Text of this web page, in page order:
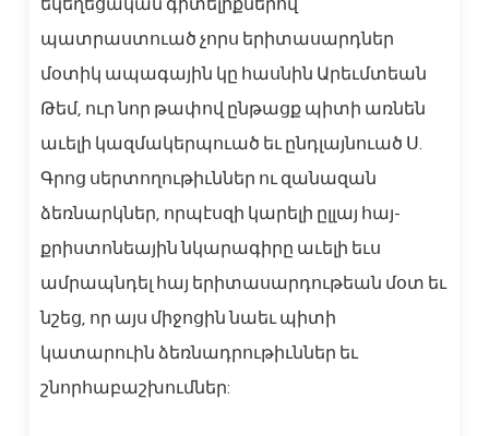
եկեղեցական գիտելիքներով
պատրաստուած չորս երիտասարդներ
մօտիկ ապագային կը հասնին Արեւմտեան
Թեմ, ուր նոր թափով ընթացք պիտի առնեն
աւելի կազմակերպուած եւ ընդլայնուած Ս.
Գրոց սերտողութիւններ ու զանազան
ձեռնարկներ, որպէսզի կարելի ըլլայ հայ-
քրիստոնեային նկարագիրը աւելի եւս
ամրապնդել հայ երիտասարդութեան մօտ եւ
նշեց, որ այս միջոցին նաեւ պիտի
կատարուին ձեռնադրութիւններ եւ
շնորհաբաշխումներ: